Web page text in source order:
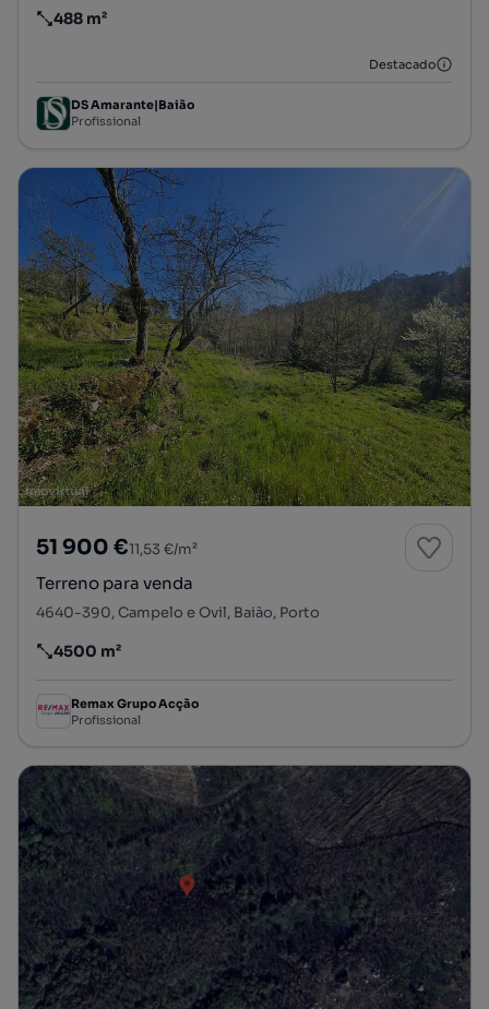
Preço por metro quadrado
488 m²
Destacado
DS Amarante|Baião
Profissional
51 900 €11,53 €/m²
Terreno para venda
4640-390, Campelo e Ovil, Baião, Porto
Preço por metro quadrado
4500 m²
Remax Grupo Acção
Profissional